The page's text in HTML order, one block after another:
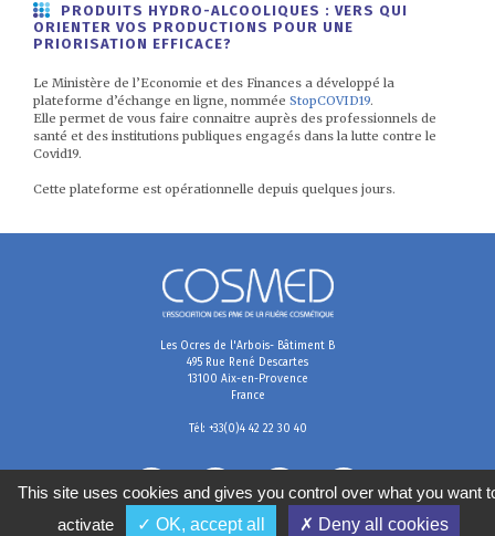
PRODUITS HYDRO-ALCOOLIQUES : VERS QUI
ORIENTER VOS PRODUCTIONS POUR UNE
PRIORISATION EFFICACE?
Le Ministère de l’Economie et des Finances a développé la
plateforme d’échange en ligne, nommée StopCOVID19.
Elle permet de vous faire connaitre auprès des professionnels de
santé et des institutions publiques engagés dans la lutte contre le
Covid19.
Cette plateforme est opérationnelle depuis quelques jours.
Les Ocres de l'Arbois- Bâtiment B
495 Rue René Descartes
13100 Aix-en-Provence
France
Tél: +33(0)4 42 22 30 40
This site uses cookies and gives you control over what you want
activate
✓ OK, accept all ✗ Deny all cookies